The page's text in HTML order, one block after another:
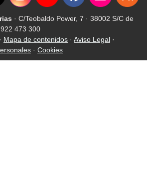
· C/Teobaldo Power, 7 · 38002 S/C de
922 473 300
· Mapa de contenidos · Aviso Legal ·
· Cookies